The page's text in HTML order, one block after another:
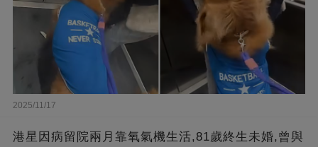
2025/11/17
港星因病留院兩月靠氧氣機生活,81歲終生未婚,曾與